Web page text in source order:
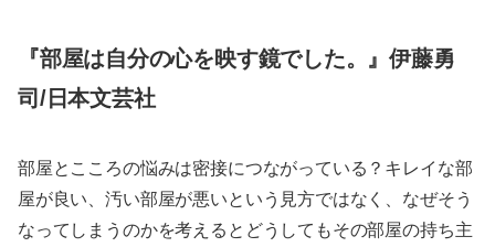
『部屋は自分の心を映す鏡でした。』伊藤勇
司/日本文芸社
部屋とこころの悩みは密接につながっている？キレイな部
屋が良い、汚い部屋が悪いという見方ではなく、なぜそう
なってしまうのかを考えるとどうしてもその部屋の持ち主